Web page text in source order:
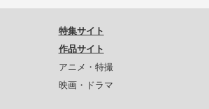
特集サイト
作品サイト
アニメ・特撮
映画・ドラマ